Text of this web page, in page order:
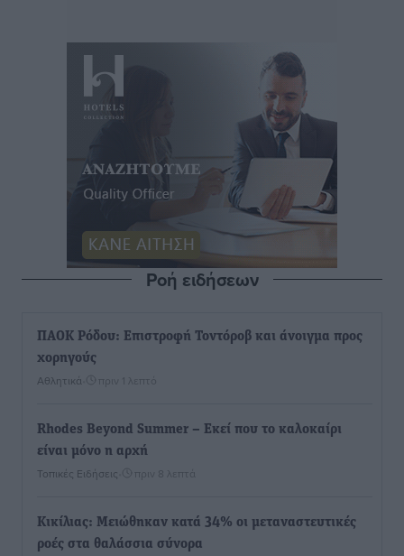
Ροή ειδήσεων
ΠΑΟΚ Ρόδου: Επιστροφή Τοντόροβ και άνοιγμα προς
χορηγούς
Αθλητικά πριν 1 λεπτό
Rhodes Beyond Summer – Εκεί που το καλοκαίρι
είναι μόνο η αρχή
Τοπικές Ειδήσεις πριν 8 λεπτά
Κικίλιας: Μειώθηκαν κατά 34% οι μεταναστευτικές
ροές στα θαλάσσια σύνορα